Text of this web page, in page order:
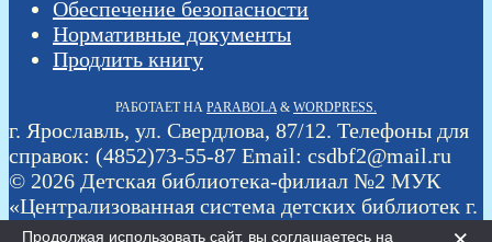
Продолжая использовать сайт, вы соглашаетесь на
Обеспечение безопасности
Нормативные документы
Продлить книгу
РАБОТАЕТ НА PARABOLA& WORDPRESS.
г. Ярославль, ул. Свердлова, 87/12. Телефоны для
справок: (4852)73-55-87 Email: csdbf2@mail.ru
© 2026 Детская библиотека-филиал №2 МУК
«Централизованная система детских библиотек г.
Ярославля»